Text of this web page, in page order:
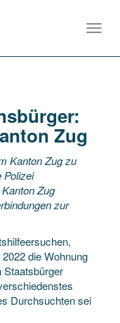
Zug
Kanton Zug zu
Polizei
Zug
zur
die Wohnung
Staatsbürger
Durchsuchten sei